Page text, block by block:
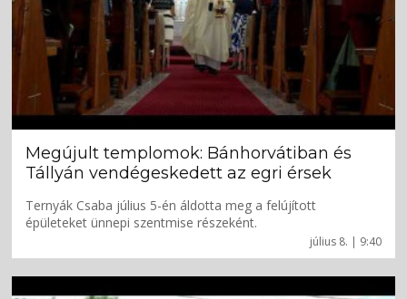
július 8. | 9:40
Megújult templomok: Bánhorvátiban és
Tállyán vendégeskedett az egri érsek
Ternyák Csaba július 5-én áldotta meg a felújított
épületeket ünnepi szentmise részeként.